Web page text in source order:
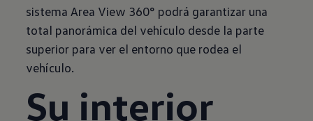
sistema Area View 360° podrá garantizar una
total panorámica del vehículo desde la parte
superior para ver el entorno que rodea el
vehículo.
Su interior